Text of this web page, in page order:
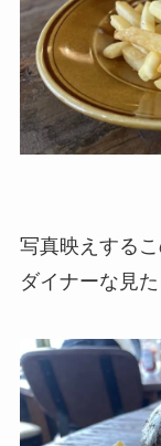
写真映えする
ダイナーな見た